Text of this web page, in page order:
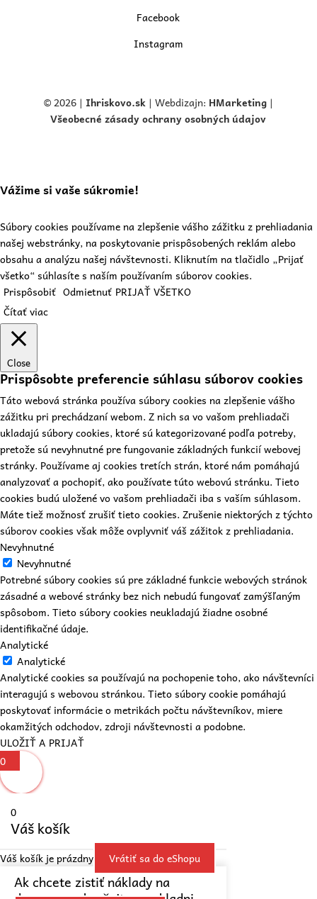
Facebook
Instagram
© 2026 | Ihriskovo.sk| Webdizajn: HMarketing |
Všeobecné zásady ochrany osobných údajov
Vážime si vaše súkromie!
Súbory cookies používame na zlepšenie vášho zážitku z prehliadania
našej webstránky, na poskytovanie prispôsobených reklám alebo
obsahu a analýzu našej návštevnosti. Kliknutím na tlačidlo „Prijať
všetko“ súhlasíte s naším používaním súborov cookies.
Prispôsobiť Odmietnuť PRIJAŤ VŠETKO
Čítať viac
Close
Prispôsobte preferencie súhlasu súborov cookies
Táto webová stránka používa súbory cookies na zlepšenie vášho
zážitku pri prechádzaní webom. Z nich sa vo vašom prehliadači
ukladajú súbory cookies, ktoré sú kategorizované podľa potreby,
pretože sú nevyhnutné pre fungovanie základných funkcií webovej
stránky. Používame aj cookies tretích strán, ktoré nám pomáhajú
analyzovať a pochopiť, ako používate túto webovú stránku. Tieto
cookies budú uložené vo vašom prehliadači iba s vaším súhlasom.
Máte tiež možnosť zrušiť tieto cookies. Zrušenie niektorých z týchto
súborov cookies však môže ovplyvniť váš zážitok z prehliadania.
Nevyhnutné
Nevyhnutné
Potrebné súbory cookies sú pre základné funkcie webových stránok
zásadné a webové stránky bez nich nebudú fungovať zamýšľaným
spôsobom. Tieto súbory cookies neukladajú žiadne osobné
identifikačné údaje.
Analytické
Analytické
Analytické cookies sa používajú na pochopenie toho, ako návštevníci
interagujú s webovou stránkou. Tieto súbory cookie pomáhajú
poskytovať informácie o metrikách počtu návštevníkov, miere
okamžitých odchodov, zdroji návštevnosti a podobne.
ULOŽIŤ A PRIJAŤ
0
0
Váš košík
Váš košík je prázdny Vrátiť sa do eShopu
Ak chcete zistiť náklady na